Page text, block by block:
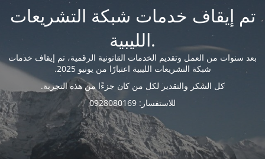
تم إيقاف خدمات شبكة التشريعات
الليبية.
بعد سنوات من العمل وتقديم الخدمات القانونية الرقمية، تم إيقاف خدمات
شبكة التشريعات الليبية اعتبارًا من يونيو 2025.
كل الشكر والتقدير لكل من كان جزءًا من هذه التجربة.
للاستفسار: 0928080169